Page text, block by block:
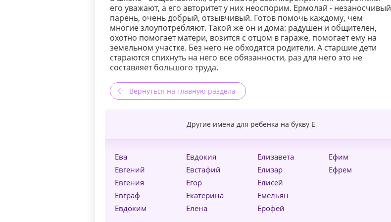
его уважают, а его авторитет у них неоспорим. Ермолай - незаносчивый
парень, очень добрый, отзывчивый. Готов помочь каждому, чем
многие злоупотребляют. Такой же он и дома: радушен и общителен,
охотно помогает матери, возится с отцом в гараже, помогает ему на
земельном участке. Без него не обходятся родители. А старшие дети
стараются спихнуть на него все обязанности, раз для него это не
составляет большого труда.
Вернуться на главную раздела
Другие имена для ребенка на букву Е
Ева
Евгений
Евгения
Евграф
Евдоким
Евдокия
Евстафий
Егор
Екатерина
Елена
Елизавета
Елизар
Елисей
Емельян
Ерофей
Ефим
Ефрем